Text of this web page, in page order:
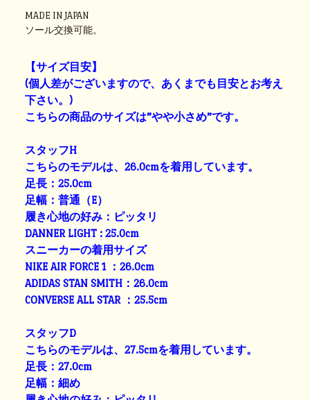
MADE IN JAPAN
ソール交換可能。
【サイズ目安】
(個人差がございますので、あくまでも目安とお考え
下さい。)
こちらの商品のサイズは”やや小さめ”です。
スタッフH
こちらのモデルは、26.0cmを着用しています。
足長：25.0cm
足幅：普通（E）
履き心地の好み：ピッタリ
DANNER LIGHT : 25.0cm
スニーカーの着用サイズ
NIKE AIR FORCE 1 ：26.0cm
ADIDAS STAN SMITH：26.0cm
CONVERSE ALL STAR ：25.5cm
スタッフD
こちらのモデルは、27.5cmを着用しています。
足長：27.0cm
足幅：細め